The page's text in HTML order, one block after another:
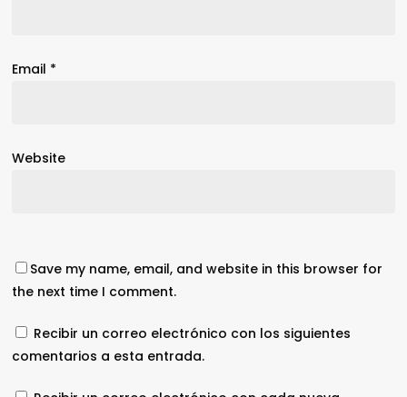
Email *
Website
Save my name, email, and website in this browser for
the next time I comment.
Recibir un correo electrónico con los siguientes
comentarios a esta entrada.